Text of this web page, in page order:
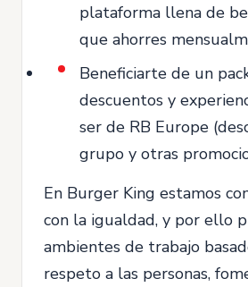
plataforma llena de
que ahorres
Beneficiarte de un
descuentos y
ser de RB Europe
grupo y otras
En Burger King estamos
con la igualdad, y por ello
ambientes de trabajo
respeto a las personas,